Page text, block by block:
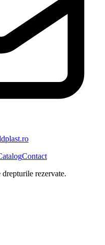
Contact
drepturile rezervate.